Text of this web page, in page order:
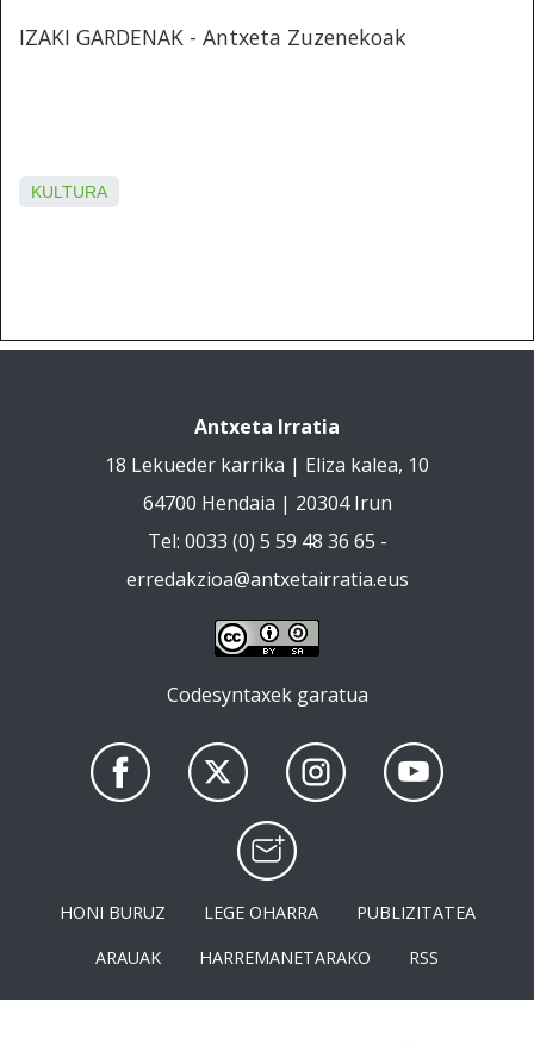
IZAKI GARDENAK - Antxeta Zuzenekoak
KULTURA
Antxeta Irratia
18 Lekueder karrika | Eliza kalea, 10
64700 Hendaia | 20304 Irun
Tel: 0033 (0) 5 59 48 36 65 -
erredakzioa@antxetairratia.eus
Codesyntaxek garatua
HONI BURUZ LEGE OHARRA
PUBLIZITATEA
ARAUAK
HARREMANETARAKO RSS